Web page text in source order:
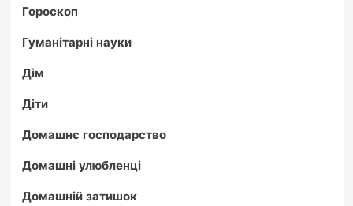
Гороскоп
Гуманітарні науки
Дім
Діти
Домашнє господарство
Домашні улюбленці
Домашній затишок